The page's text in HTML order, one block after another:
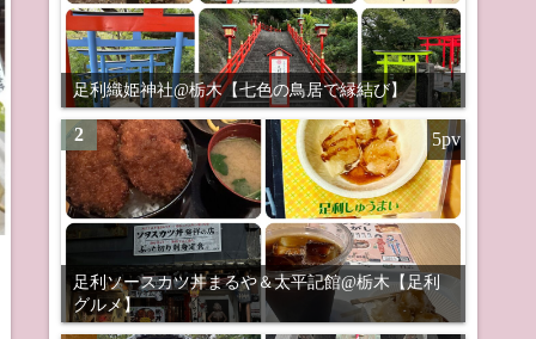
足利織姫神社@栃木【七色の鳥居で縁結び】
2
足利ソースカツ丼まるや＆太平記館@栃木【足利
グルメ】
5pv